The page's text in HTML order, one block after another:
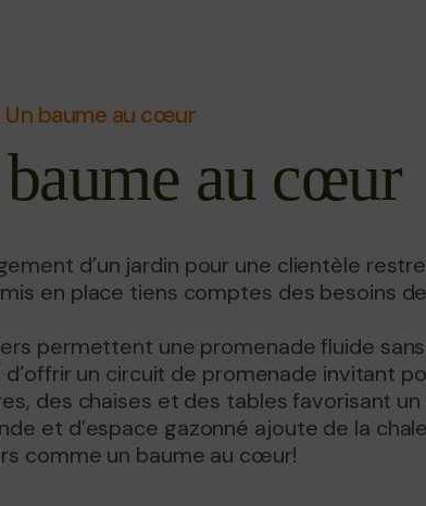
Un baume au cœur
au cœur
d’un jardin pour une clientèle
en place tiens comptes des besoins
permettent une promenade fluide
un circuit de promenade invitant
des chaises et des tables favorisant
et d’espace gazonné ajoute de la
comme un baume au cœur!